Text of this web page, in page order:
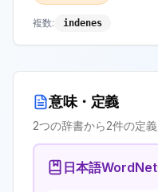
複数: indenes
意味・定義
2つの辞書から2件の定義
日本語WordNet